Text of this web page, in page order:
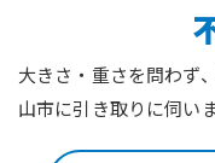
大きさ・重さを問わず
山市に引き取りに伺いま